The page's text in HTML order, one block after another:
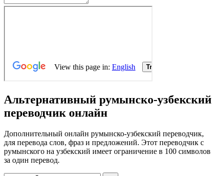
Альтернативный румынско-узбекский
переводчик онлайн
Дополнительный онлайн румынско-узбекский переводчик,
для перевода слов, фраз и предложений. Этот переводчик с
румынского на узбекский имеет ограничение в 100 символов
за один перевод.